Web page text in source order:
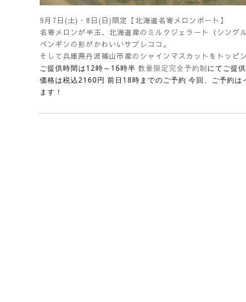
9月7日(土)・8日(日)限定【北海道名寄メロンボート】
名寄メロンが半玉、北海道産のミルクジェラート（シング
ペンギンの形がかわいいサブレココ。
そして兵庫県丹波篠山市産のシャインマスカットをトッピ
ご提供時間は12時～16時半 数量限定完全予約制 にてご提供
価格は税込2160円 前日18時までのご予約 今回、ご予約は
ます！